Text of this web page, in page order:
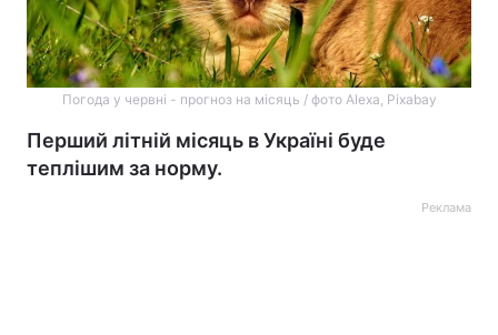
Погода у червні - прогноз на місяць / фото Alexа, Pixabay
Перший літній місяць в Україні буде
теплішим за норму.
Реклама